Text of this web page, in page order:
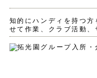
知的にハンディを持つ
せて作業、クラブ活動、